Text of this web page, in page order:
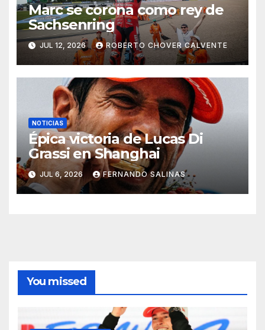
Marc se corona como rey de
Sachsenring
JUL 12, 2026 ROBERTO CHOVER CALVENTE
NOTICIAS
Épica victoria de Lucas Di
Grassi en Shanghai
JUL 6, 2026 FERNANDO SALINAS
You missed